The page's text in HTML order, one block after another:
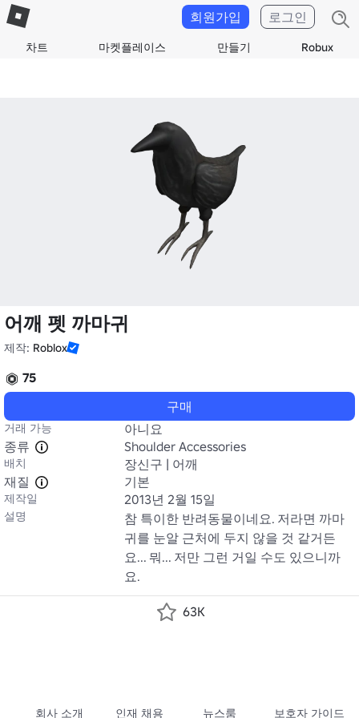
차트 마켓플레이스 만들기 Robux
회원가입 로그인
어깨 펫 까마귀
제작: Roblox
75
구매
거래 가능
아니요
종류
Shoulder Accessories
배치
장신구 | 어깨
재질
기본
제작일 2013년 2월 15일
설명
참 특이한 반려동물이네요. 저라면 까마
귀를 눈알 근처에 두지 않을 것 같거든
요... 뭐... 저만 그런 거일 수도 있으니까
요.
63K
회사 소개 인재 채용 뉴스룸 보호자 가이드